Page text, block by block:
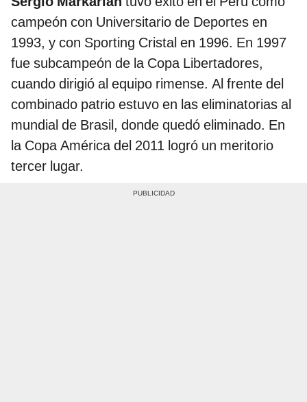
campeón con Universitario de Deportes en
1993, y con Sporting Cristal en 1996. En 1997
fue subcampeón de la Copa Libertadores,
cuando dirigió al equipo rimense. Al frente del
combinado patrio estuvo en las eliminatorias al
mundial de Brasil, donde quedó eliminado. En
la Copa América del 2011 logró un meritorio
tercer lugar.